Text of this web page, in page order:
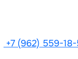
+7 (962) 559-